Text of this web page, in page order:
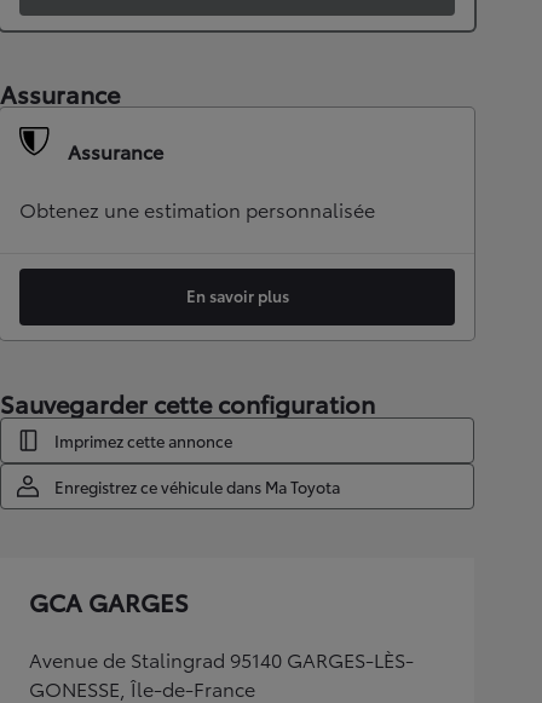
Assurance
Assurance
Obtenez une estimation personnalisée
En savoir plus
Sauvegarder cette configuration
Imprimez cette annonce
Enregistrez ce véhicule dans Ma Toyota
GCA GARGES
Avenue de Stalingrad 95140 GARGES-LÈS-
GONESSE, Île-de-France